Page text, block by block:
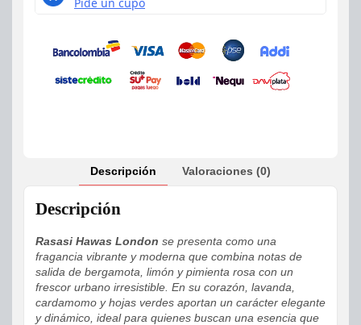
Descripción Valoraciones (0)
Descripción
Rasasi Hawas London se presenta como una
fragancia vibrante y moderna que combina notas de
salida de bergamota, limón y pimienta rosa con un
frescor urbano irresistible. En su corazón, lavanda,
cardamomo y hojas verdes aportan un carácter elegante
y dinámico, ideal para quienes buscan una esencia que